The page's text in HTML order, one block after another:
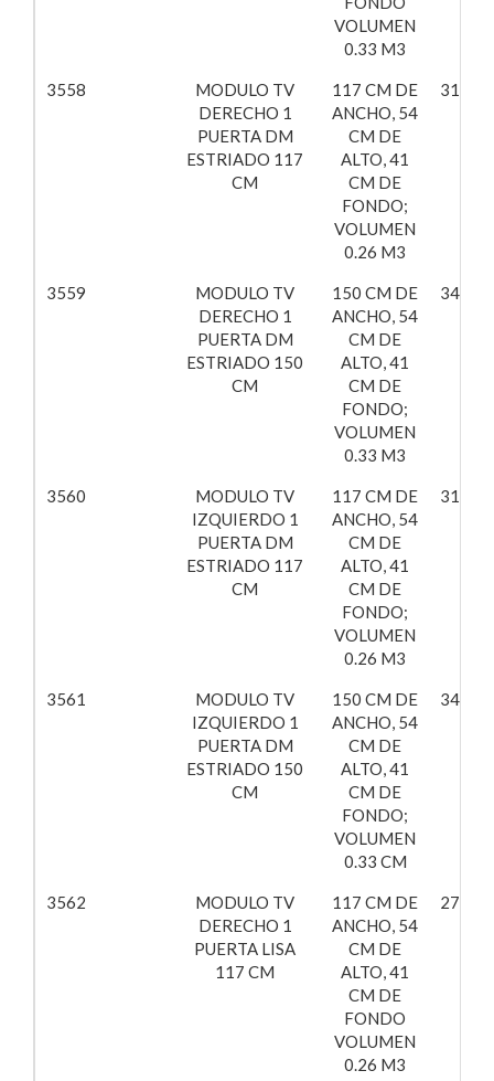
VOLUMEN
0.33 M3
3558
MODULO TV
DERECHO 1
PUERTA DM
ESTRIADO 117
CM
117 CM DE
ANCHO, 54
CM DE
ALTO, 41
CM DE
FONDO;
VOLUMEN
0.26 M3
3559
MODULO TV
DERECHO 1
PUERTA DM
ESTRIADO 150
CM
150 CM DE
ANCHO, 54
CM DE
ALTO, 41
CM DE
FONDO;
VOLUMEN
0.33 M3
3560
MODULO TV
IZQUIERDO 1
PUERTA DM
ESTRIADO 117
CM
117 CM DE
ANCHO, 54
CM DE
ALTO, 41
CM DE
FONDO;
VOLUMEN
0.26 M3
3561
MODULO TV
IZQUIERDO 1
PUERTA DM
ESTRIADO 150
CM
150 CM DE
ANCHO, 54
CM DE
ALTO, 41
CM DE
FONDO;
VOLUMEN
0.33 CM
3562
MODULO TV
DERECHO 1
PUERTA LISA
117 CM
117 CM DE
ANCHO, 54
CM DE
ALTO, 41
CM DE
FONDO
VOLUMEN
0.26 M3